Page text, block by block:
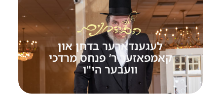
לעגענדארער בדחן און
קאמפאזער ר’ פנחס מרדכי
וועבער הי"ו